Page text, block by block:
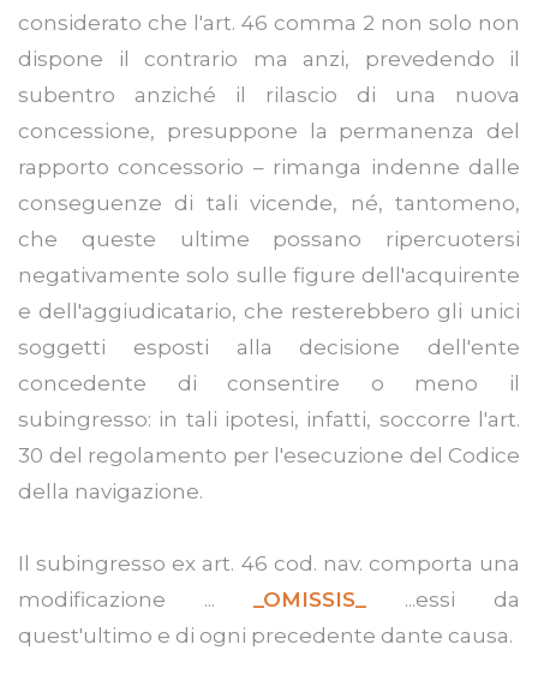
considerato che l'art. 46 comma 2 non solo non
dispone il contrario ma anzi, prevedendo il
subentro anziché il rilascio di una nuova
concessione, presuppone la permanenza del
rapporto concessorio – rimanga indenne dalle
conseguenze di tali vicende, né, tantomeno,
che queste ultime possano ripercuotersi
negativamente solo sulle figure dell'acquirente
e dell'aggiudicatario, che resterebbero gli unici
soggetti esposti alla decisione dell'ente
concedente di consentire o meno il
subingresso: in tali ipotesi, infatti, soccorre l'art.
30 del regolamento per l'esecuzione del Codice
della navigazione.
Il subingresso ex art. 46 cod. nav. comporta una
modificazione ...
_OMISSIS_
...essi da
quest'ultimo e di ogni precedente dante causa.